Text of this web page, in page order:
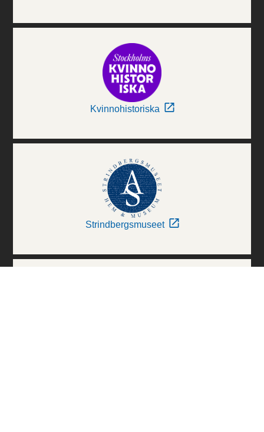
Kvinnohistoriska
Strindbergsmuseet